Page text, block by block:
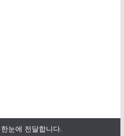
눈에 전달합니다.